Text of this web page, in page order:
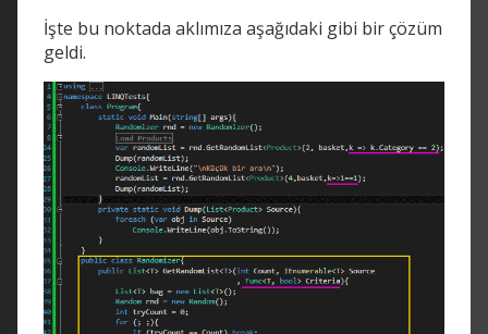
İşte bu noktada aklımıza aşağıdaki gibi bir çözüm
geldi.